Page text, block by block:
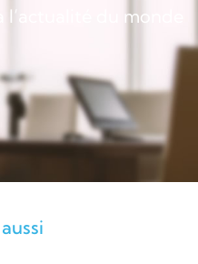
l’actualité du monde